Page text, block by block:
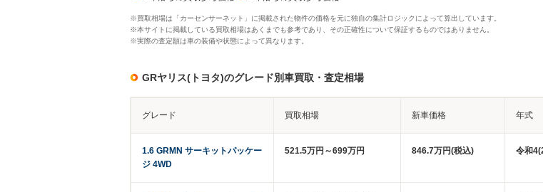
※買取相場は「カーセンサーネット」に掲載された物件の価格を元に独自の集計ロジックによって算出しています。
※本サイトに掲載している買取相場はあくまでも参考であり、その正確性について保証するものではありません。
※実際の査定額は車の装備や状態によって異なります。
GRヤリス(トヨタ)のグレード別車買取・査定相場
グレード 買取相場 新車価格 年式
1.6 GRMN サーキットパッケー
ジ 4WD
521.5万円～699万円 846.7万円(税込) 令和